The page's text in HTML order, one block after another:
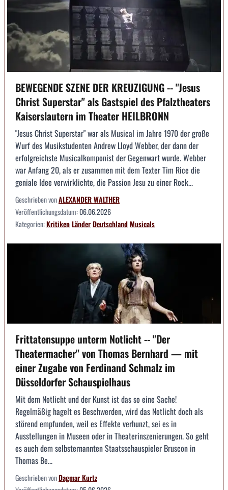
BEWEGENDE SZENE DER KREUZIGUNG -- "Jesus
Christ Superstar" als Gastspiel des Pfalztheaters
Kaiserslautern im Theater HEILBRONN
"Jesus Christ Superstar" war als Musical im Jahre 1970 der große
Wurf des Musikstudenten Andrew Lloyd Webber, der dann der
erfolgreichste Musicalkomponist der Gegenwart wurde. Webber
war Anfang 20, als er zusammen mit dem Texter Tim Rice die
geniale Idee verwirklichte, die Passion Jesu zu einer Rock...
Geschrieben vonALEXANDER WALTHER
Veröffentlichungsdatum:06.06.2026
Kategorien:KritikenLänderDeutschlandMusicals
Frittatensuppe unterm Notlicht -- "Der
Theatermacher" von Thomas Bernhard — mit
einer Zugabe von Ferdinand Schmalz im
Düsseldorfer Schauspielhaus
Mit dem Notlicht und der Kunst ist das so eine Sache!
Regelmäßig hagelt es Beschwerden, wird das Notlicht doch als
störend empfunden, weil es Effekte verhunzt, sei es in
Ausstellungen in Museen oder in Theaterinszenierungen. So geht
es auch dem selbsternannten Staatsschauspieler Bruscon in
Thomas Be...
Geschrieben vonDagmar Kurtz